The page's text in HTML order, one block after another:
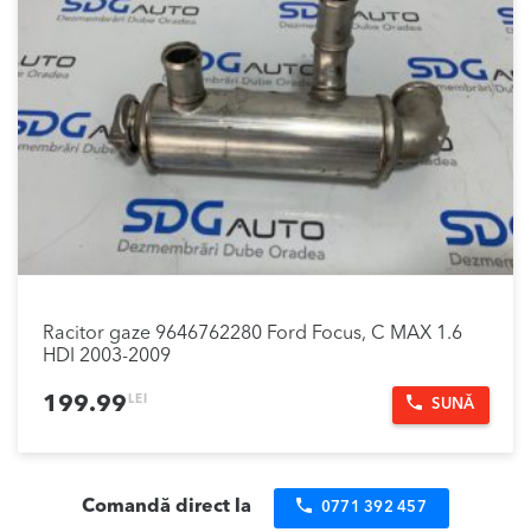
Racitor gaze 9646762280 Ford Focus, C MAX 1.6
HDI 2003-2009
199.99 LEI SUNĂ
Comandă direct la 0771 392 457